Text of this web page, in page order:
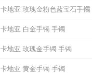
卡地亚 玫瑰金粉色蓝宝石手镯
卡地亚 白金手镯 手镯
卡地亚 玫瑰金手镯 手镯
卡地亚 黄金手镯 手镯